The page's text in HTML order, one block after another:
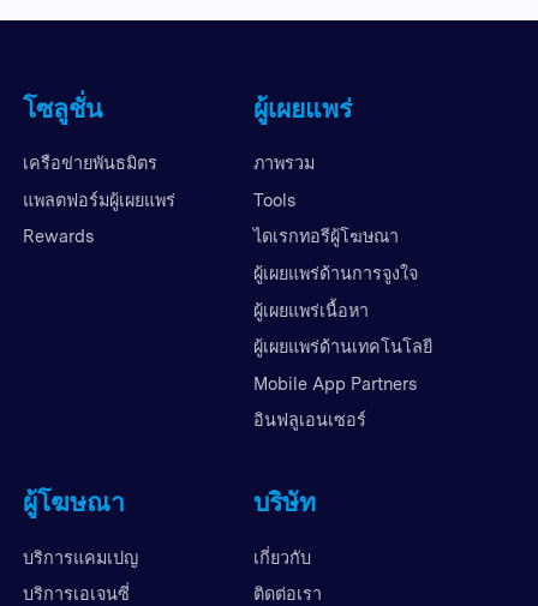
โซลูชั่น
เครือข่ายพันธมิตร
แพลตฟอร์มผู้เผยแพร่
Rewards
ผู้เผยแพร่
ภาพรวม
Tools
ไดเรกทอรีผู้โฆษณา
ผู้เผยแพร่ด้านการจูงใจ
ผู้เผยแพร่เนื้อหา
ผู้เผยแพร่ด้านเทคโนโลยี
Mobile App Partners
อินฟลูเอนเซอร์
ผู้โฆษณา
บริการแคมเปญ
บริการเอเจนซี่
บริษัท
เกี่ยวกับ
ติดต่อเรา